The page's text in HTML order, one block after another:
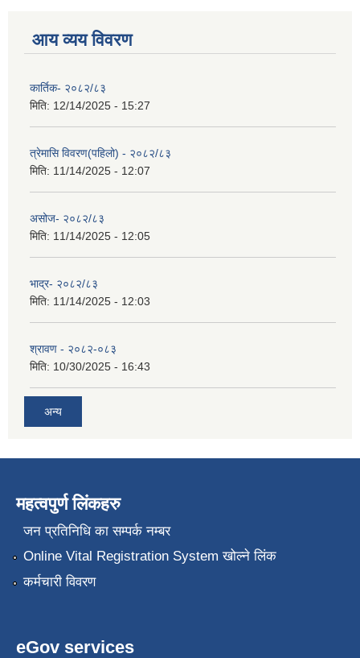
आय व्यय विवरण
कार्तिक- २०८२/८३
मिति: 12/14/2025 - 15:27
त्रेमासि विवरण(पहिलो) - २०८२/८३
मिति: 11/14/2025 - 12:07
असोज- २०८२/८३
मिति: 11/14/2025 - 12:05
भाद्र- २०८२/८३
मिति: 11/14/2025 - 12:03
श्रावण - २०८२-०८३
मिति: 10/30/2025 - 16:43
अन्य
महत्वपुर्ण लिंकहरु
जन प्रतिनिधि का सम्पर्क नम्बर
Online Vital Registration System खोल्ने लिंक
कर्मचारी विवरण
eGov services